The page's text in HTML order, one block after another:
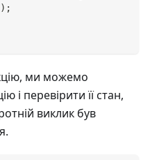
) ;
ми можемо
і перевірити її стан,
виклик був